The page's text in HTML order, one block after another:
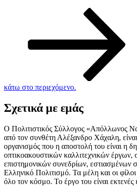
κάτω στο περιεχόμενο.
Σχετικά με εμάς
Ο Πολιτιστικός Σύλλογος «Απόλλωνος
από τον συνθέτη Αλέξανδρο Χάχαλη,
οργανισμός που η αποστολή του είναι η
οπτικοακουστικών καλλιτεχνικών έργων,
επιστημονικών συνεδρίων, εστιασμένων
Ελληνικό Πολιτισμό. Τα μέλη και οι
όλο τον κόσμο. Το έργο του είναι εκτενές